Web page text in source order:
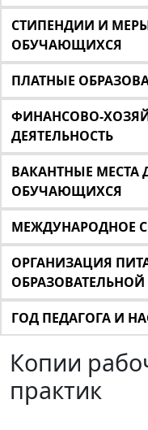
СТИПЕНДИИ И
ОБУЧАЮЩИХСЯ
ПЛАТНЫЕ
ФИНАНСОВО-
ДЕЯТЕЛЬНОСТЬ
ВАКАНТНЫЕ МЕСТА
ОБУЧАЮЩИХСЯ
МЕЖДУНАРОДНОЕ
ОРГАНИЗАЦИЯ
ГОД ПЕДАГОГА И
Копии
практик